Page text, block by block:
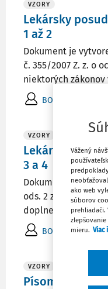
VZORY
Lekársky
1 až 2
Dokument je
č. 355/2007 Z. z. o
niektorých
BOZPO s.r.o.
VZORY
Lekársky
3 a 4
Dokument
ods. 2 zákona č.
doplnení
BOZPO s.r.o.
VZORY
Písomný
Vážený
ako web
súborov
prehliadači.
mieru. Viac